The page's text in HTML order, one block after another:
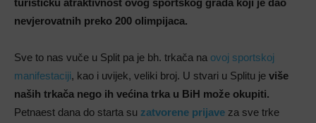
turističku atraktivnost ovog sportskog grada koji je dao
nevjerovatnih preko 200 olimpijaca.
Sve to nas vuče u Split pa je bh. trkača na ovoj sportskoj
manifestaciji, kao i uvijek, veliki broj. U stvari u Splitu je više
naših trkača nego ih većina trka u BiH može okupiti.
Petnaest dana do starta su zatvorene prijave za sve trke